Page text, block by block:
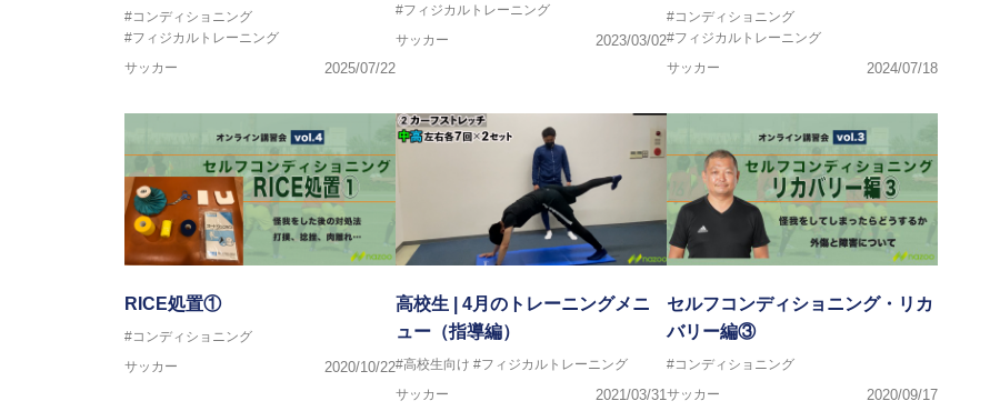
#コンディショニング
#フィジカルトレーニング
サッカー
2025/07/22
#フィジカルトレーニング
サッカー
2023/03/02
#コンディショニング
#フィジカルトレーニング
サッカー
2024/07/18
RICE処置①
#コンディショニング
サッカー
2020/10/22
高校生 | 4月のトレーニングメニ
ュー（指導編）
#高校生向け #フィジカルトレーニング
サッカー
2021/03/31
セルフコンディショニング・リカ
バリー編③
#コンディショニング
サッカー
2020/09/17